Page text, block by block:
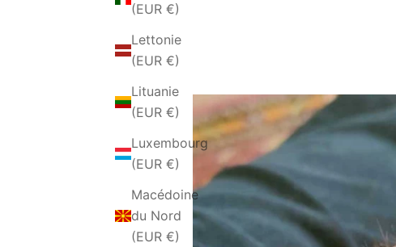
(EUR €)
Lettonie
(EUR €)
Lituanie
(EUR €)
Luxembourg
(EUR €)
Macédoine
du Nord
(EUR €)